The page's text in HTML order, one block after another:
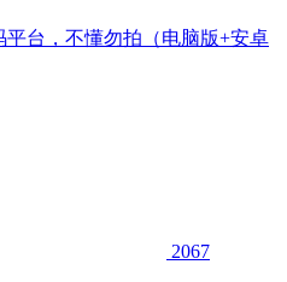
平台，不懂勿拍（电脑版+安卓
2067